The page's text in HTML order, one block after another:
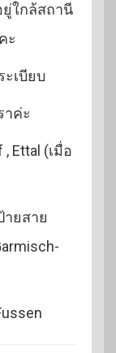
ยู่ใกล้สถานี
ะ
ะเบียบ
าค่ะ
Ettal (เมื่อ
ายสาย